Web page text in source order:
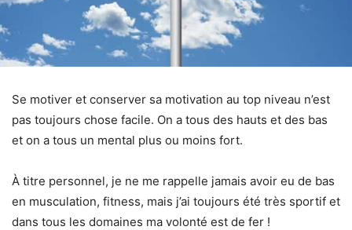
Se motiver et conserver sa motivation au top niveau n’est
pas toujours chose facile. On a tous des hauts et des bas
et on a tous un mental plus ou moins fort.
À titre personnel, je ne me rappelle jamais avoir eu de bas
en musculation, fitness, mais j’ai toujours été très sportif et
dans tous les domaines ma volonté est de fer !